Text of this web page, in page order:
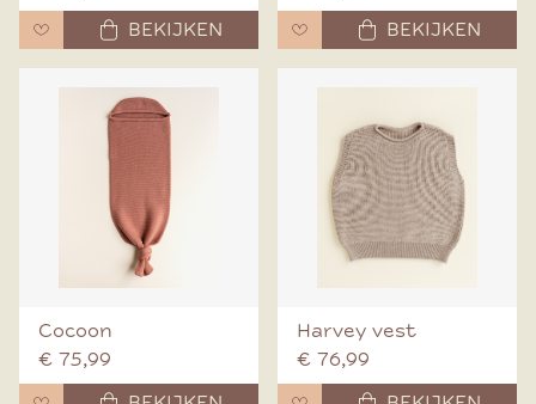
BEKIJKEN
BEKIJKEN
Cocoon
€ 75,99
Harvey vest
€ 76,99